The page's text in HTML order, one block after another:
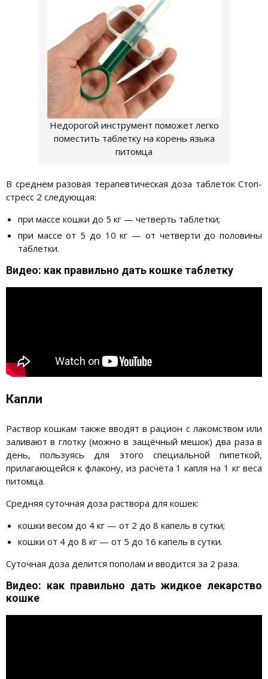
Недорогой инструмент поможет легко
поместить таблетку на корень языка
питомца
В среднем разовая терапевтическая доза таблеток Стоп-
стресс 2 следующая:
при массе кошки до 5 кг — четверть таблетки;
при массе от 5 до 10 кг — от четверти до половины
таблетки.
Видео: как правильно дать кошке таблетку
Капли
Раствор кошкам также вводят в рацион с лакомством или
заливают в глотку (можно в защёчный мешок) два раза в
день, пользуясь для этого специальной пипеткой,
прилагающейся к флакону, из расчёта 1 капля на 1 кг веса
питомца.
Средняя суточная доза раствора для кошек:
кошки весом до 4 кг — от 2 до 8 капель в сутки;
кошки от 4 до 8 кг — от 5 до 16 капель в сутки.
Суточная доза делится пополам и вводится за 2 раза.
Видео: как правильно дать жидкое лекарство
кошке